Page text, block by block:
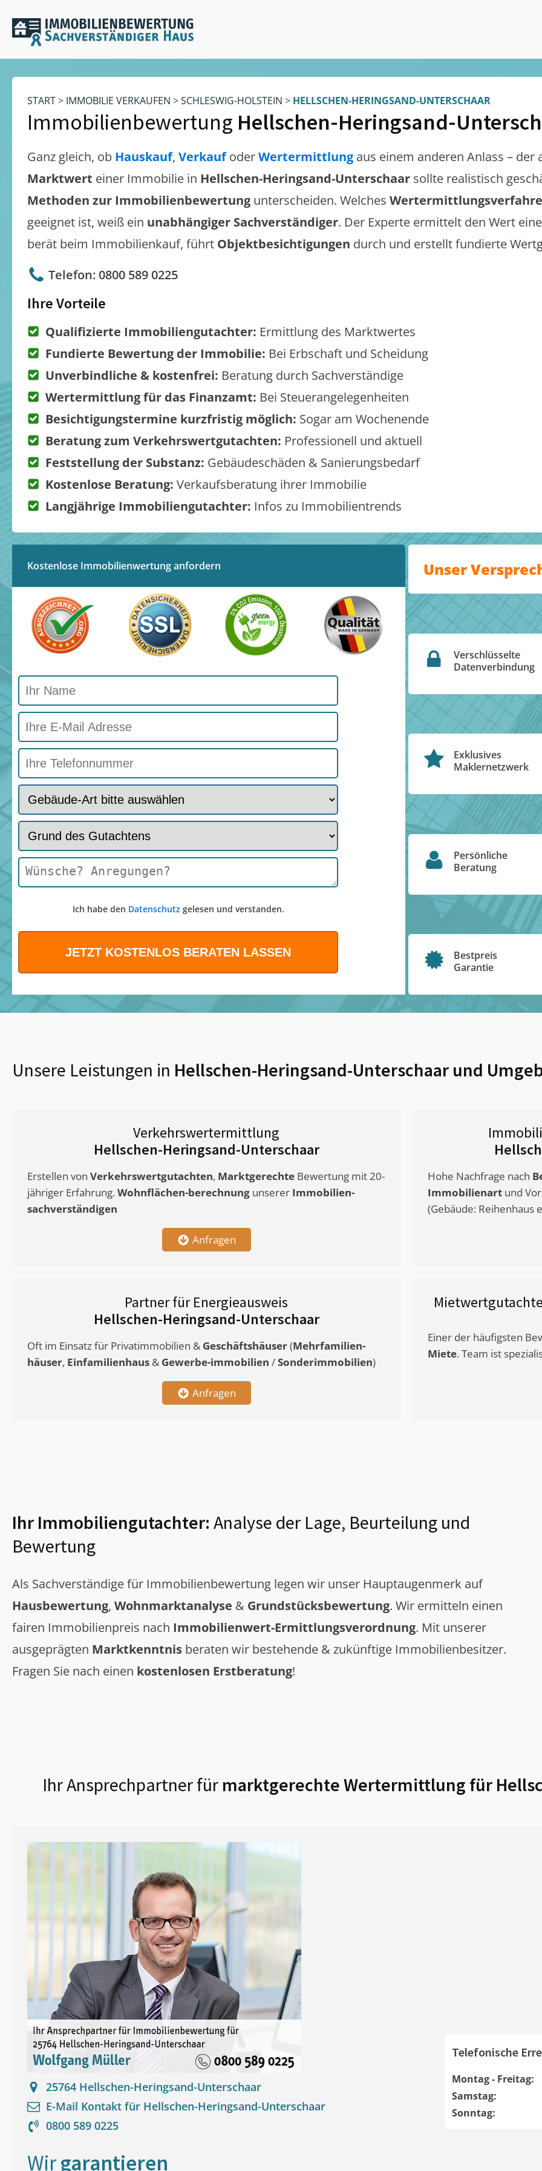
START> IMMOBILIE VERKAUFEN >SCHLESWIG-HOLSTEIN > HELLSCHEN-HERINGSAND-UNTERSCHAAR
Immobilienbewertung Hellschen-Heringsand-
Ganz gleich, ob Hauskauf, VerkaufoderWertermittlung aus einem anderen Anlass – der
Marktwert einer Immobilie in Hellschen-Heringsand-Unterschaar sollte realistisch
Methoden zur Immobilienbewertung unterscheiden. Welches
geeignet ist, weiß ein unabhängiger Sachverständiger. Der Experte ermittelt den Wert
berät beim Immobilienkauf, führt Objektbesichtigungen durch und erstellt fundierte
Telefon: 0800 589 0225
Ihre Vorteile
Qualifizierte Immobiliengutachter: Ermittlung des Marktwertes
Fundierte Bewertung der Immobilie: Bei Erbschaft und Scheidung
Unverbindliche & kostenfrei: Beratung durch Sachverständige
Wertermittlung für das Finanzamt: Bei Steuerangelegenheiten
Besichtigungstermine kurzfristig möglich: Sogar am Wochenende
Beratung zum Verkehrswertgutachten: Professionell und aktuell
Feststellung der Substanz: Gebäudeschäden & Sanierungsbedarf
Kostenlose Beratung: Verkaufsberatung ihrer Immobilie
Langjährige Immobiliengutachter: Infos zu Immobilientrends
Kostenlose Immobilienwertung anfordern
Ich habe den Datenschutzgelesen und verstanden.
Unser
Verschlüsselte
Datenverbindung
Exklusives
Maklernetzwerk
Persönliche
Beratung
Bestpreis
Garantie
Unsere Leistungen in Hellschen-Heringsand-Unterschaar und
Verkehrswertermittlung
Hellschen-Heringsand-Unterschaar
Erstellen von Verkehrswertgutachten, Marktgerechte Bewertung mit 20-
jähriger Erfahrung. Wohnflächen-berechnung unserer Immobilien-
sachverständigen
Anfragen
Hohe Nachfrage nach
Immobilienart und
(Gebäude: Reihenhaus
Partner für Energieausweis
Hellschen-Heringsand-Unterschaar
Oft im Einsatz für Privatimmobilien & Geschäftshäuser(Mehrfamilien-
häuser, Einfamilienhaus & Gewerbe-immobilien /Sonderimmobilien)
Anfragen
Einer der häufigsten
Miete. Team ist
Ihr Immobiliengutachter: Analyse der Lage, Beurteilung und
Bewertung
Als Sachverständige für Immobilienbewertung legen wir unser Hauptaugenmerk auf
Hausbewertung, Wohnmarktanalyse & Grundstücksbewertung. Wir ermitteln einen
fairen Immobilienpreis nach Immobilienwert-Ermittlungsverordnung. Mit unserer
ausgeprägten Marktkenntnis beraten wir bestehende & zukünftige Immobilienbesitzer.
Fragen Sie nach einen kostenlosen Erstberatung!
Ihr Ansprechpartner für marktgerechte Wertermittlung für
25764 Hellschen-Heringsand-Unterschaar
E-Mail Kontakt für Hellschen-Heringsand-Unterschaar
0800 589 0225
Telefonische
Montag - Freitag:
Samstag:
Sonntag:
Wirgarantieren